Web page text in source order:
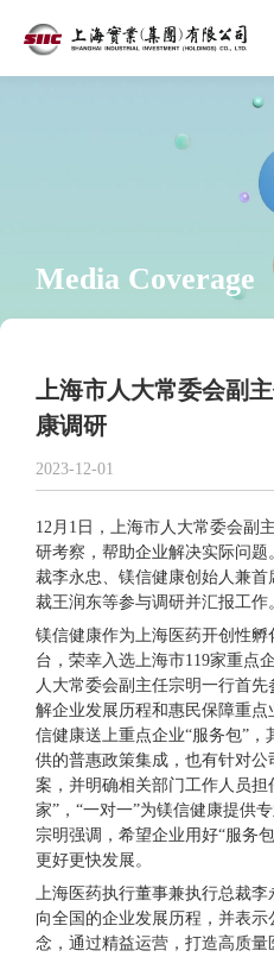
Media Coverage
上海市人大常委会副
康调研
2023-12-01
12月1日，上海市人大常委会副
研考察，帮助企业解决实际问
裁李永忠、镁信健康创始人兼
裁王润东等参与调研并汇报工作
镁信健康作为上海医药开创性
台，荣幸入选上海市119家重点
人大常委会副主任宗明一行首
解企业发展历程和惠民保障重
信健康送上重点企业“服务包”
供的普惠政策集成，也有针对
案，并明确相关部门工作人员担
家”，“一对一”为镁信健康提供
宗明强调，希望企业用好“服务
更好更快发展。
上海医药执行董事兼执行总裁
向全国的企业发展历程，并表示
念，通过精益运营，打造高质量